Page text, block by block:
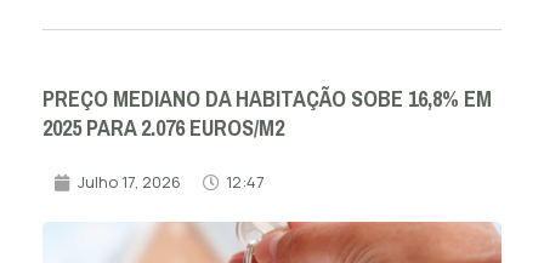
PREÇO MEDIANO DA HABITAÇÃO SOBE 16,8% EM
2025 PARA 2.076 EUROS/M2
Julho 17, 2026 12:47